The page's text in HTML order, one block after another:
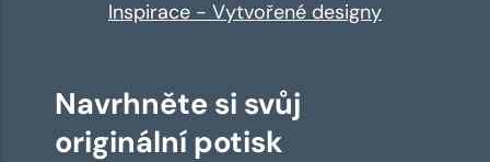
Inspirace - Vytvořené designy
Navrhněte si svůj
originální potisk